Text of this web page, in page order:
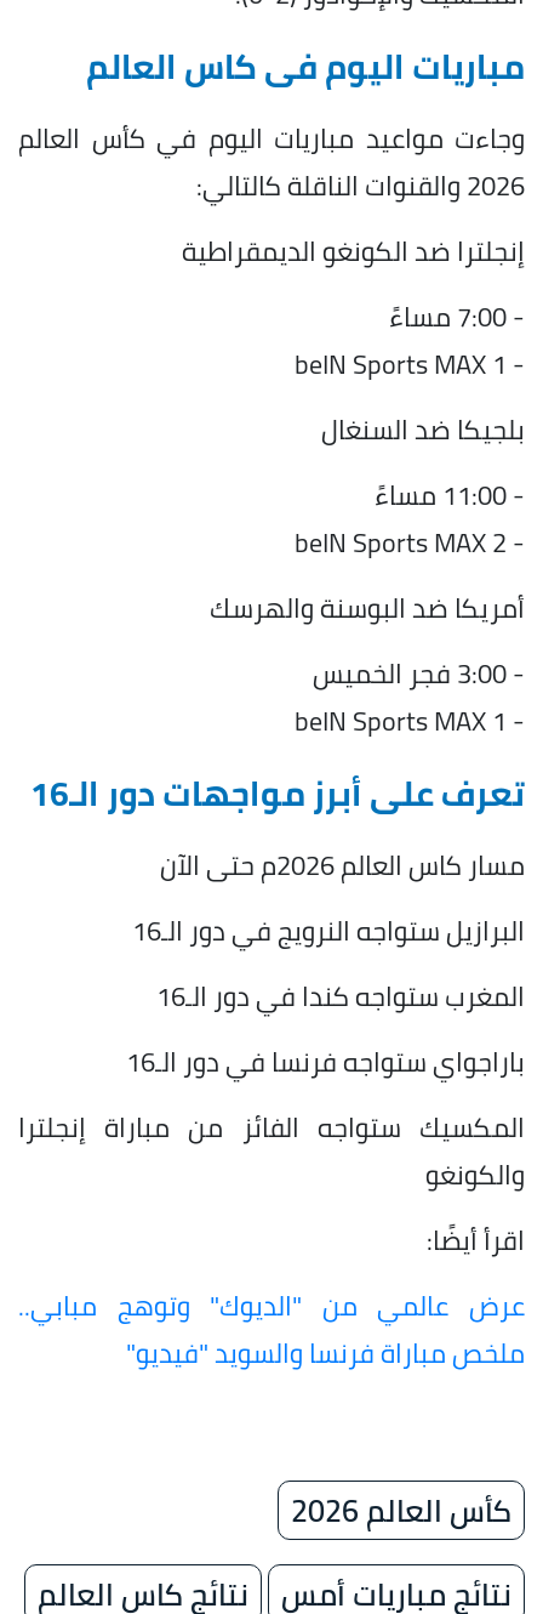
مباريات اليوم فى كاس العالم
وجاءت مواعيد مباريات اليوم في كأس العالم
2026 والقنوات الناقلة كالتالي:
إنجلترا ضد الكونغو الديمقراطية
- 7:00 مساءً
- beIN Sports MAX 1
بلجيكا ضد السنغال
- 11:00 مساءً
- beIN Sports MAX 2
أمريكا ضد البوسنة والهرسك
- 3:00 فجر الخميس
- beIN Sports MAX 1
تعرف على أبرز مواجهات دور الـ16
مسار كاس العالم 2026م حتى الآن
البرازيل ستواجه النرويج في دور الـ16
المغرب ستواجه كندا في دور الـ16
باراجواي ستواجه فرنسا في دور الـ16
المكسيك ستواجه الفائز من مباراة إنجلترا
والكونغو
اقرأ أيضًا:
عرض عالمي من "الديوك" وتوهج مبابي..
ملخص مباراة فرنسا والسويد "فيديو"
كأس العالم 2026
نتائج مباريات أمس
نتائج كاس العالم